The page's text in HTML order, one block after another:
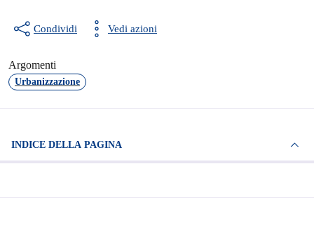
Condividi Vedi azioni
Argomenti
Urbanizzazione
INDICE DELLA PAGINA